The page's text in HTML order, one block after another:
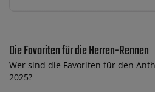
Die Favoriten für die Herren-Rennen
Wer sind die Favoriten für den
2025?